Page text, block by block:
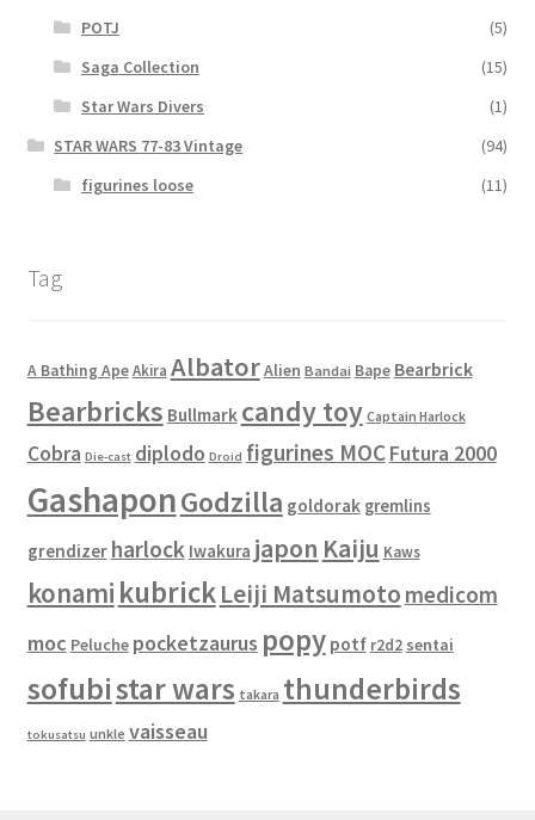
POTJ
(5)
Saga Collection
(15)
Star Wars Divers
(1)
STAR WARS 77-83 Vintage
(94)
figurines loose
(11)
Tag
A Bathing Ape Akira AlbatorAlien Bandai Bape Bearbrick
Bearbricks Bullmark candy toy Captain Harlock
Cobra Die-cast diplodo Droid figurines MOCFutura 2000
GashaponGodzilla goldorak gremlins
grendizer harlock Iwakura japon Kaiju Kaws
konami kubrickLeiji Matsumoto medicom
moc Peluche pocketzaurus popy potf r2d2 sentai
sofubistar wars takara thunderbirds
tokusatsu unkle vaisseau